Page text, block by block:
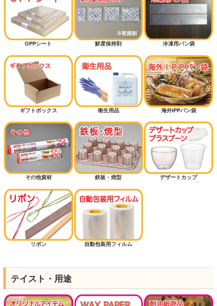
OPPシート 鮮度保持剤 冷凍用パン袋
ギフトボックス 衛生用品 海外IPPパン袋
その他資材 鉄板・焼型 デザートカップ
リボン 自動包装用フィルム
テイスト・用途